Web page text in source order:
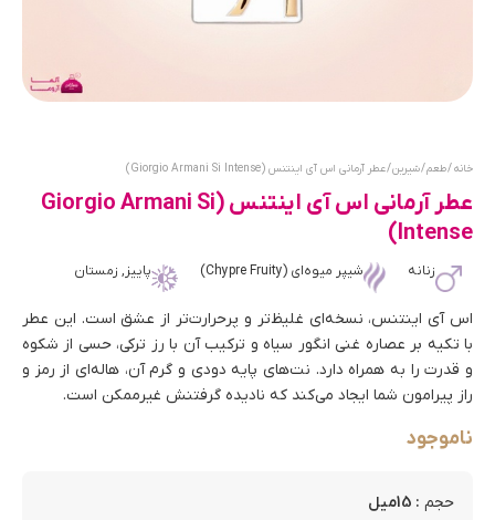
خانه/طعم/شیرین/ عطر آرمانی اس آی اینتنس (Giorgio Armani Si Intense)
عطر آرمانی اس آی اینتنس (Giorgio Armani Si
Intense)
زنانه شیپر میوه‌ای (Chypre Fruity) پاییز, زمستان
اس آی اینتنس، نسخه‌ای غلیظ‌تر و پرحرارت‌تر از عشق است. این عطر
با تکیه بر عصاره غنی انگور سیاه و ترکیب آن با رز ترکی، حسی از شکوه
و قدرت را به همراه دارد. نت‌های پایه دودی و گرم آن، هاله‌ای از رمز و
راز پیرامون شما ایجاد می‌کند که نادیده گرفتنش غیرممکن است.
ناموجود
حجم : 15میل